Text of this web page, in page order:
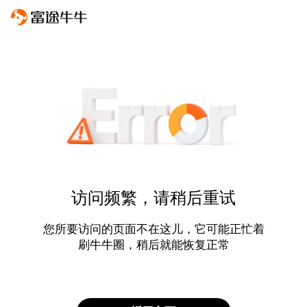
访问频繁，请稍后重试
您所要访问的页面不在这儿，它可能正忙着
刷牛牛圈，稍后就能恢复正常